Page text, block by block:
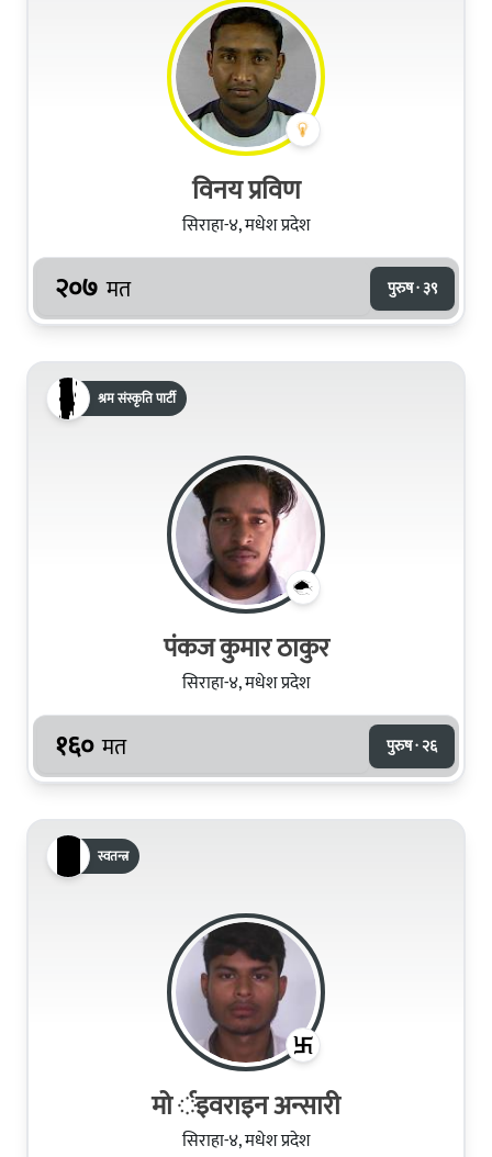
विनय प्रविण
सिराहा-४, मधेश प्रदेश
२०७ मत पुरुष · ३९
श्रम संस्कृति पार्टी
पंकज कुमार ठाकुर
सिराहा-४, मधेश प्रदेश
१६० मत पुरुष · २६
स्वतन्त्र
मो र्इवराइन अन्सारी
सिराहा-४, मधेश प्रदेश